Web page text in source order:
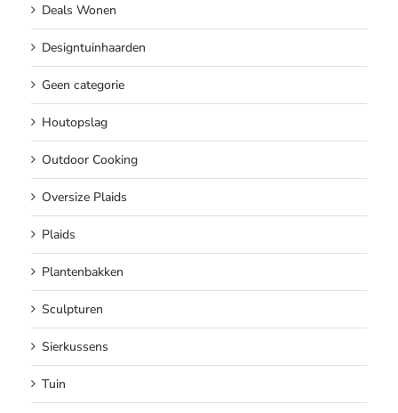
Deals Wonen
Designtuinhaarden
Geen categorie
Houtopslag
Outdoor Cooking
Oversize Plaids
Plaids
Plantenbakken
Sculpturen
Sierkussens
Tuin